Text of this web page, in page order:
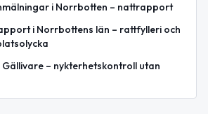
i Norrbotten – nattrapport
i Norrbottens län – rattfylleri och
– nykterhetskontroll utan